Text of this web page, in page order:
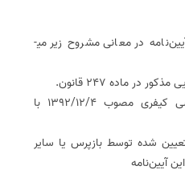
اصطلاحات به کار رفته در این آیین‌نامه در معانی مشروح زیر می­
در ماده 247 قانون.
ب ـ قانون: قانون آیین دادرسی کیفری مصوب 1392/12/4 با
شده توسط بازپرس یا سایر